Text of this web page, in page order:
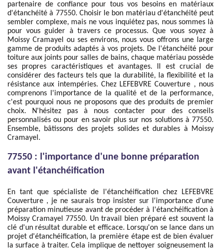
partenaire de confiance pour tous vos besoins en matériaux
d'étanchéité à 77550. Choisir le bon matériau d'étanchéité peut
sembler complexe, mais ne vous inquiétez pas, nous sommes là
pour vous guider à travers ce processus. Que vous soyez à
Moissy Cramayel ou ses environs, nous vous offrons une large
gamme de produits adaptés à vos projets. De l'étanchéité pour
toiture aux joints pour salles de bains, chaque matériau possède
ses propres caractéristiques et avantages. Il est crucial de
considérer des facteurs tels que la durabilité, la flexibilité et la
résistance aux intempéries. Chez LEFEBVRE Couverture , nous
comprenons l'importance de la qualité et de la performance,
c'est pourquoi nous ne proposons que des produits de premier
choix. N'hésitez pas à nous contacter pour des conseils
personnalisés ou pour en savoir plus sur nos solutions à 77550.
Ensemble, bâtissons des projets solides et durables à Moissy
Cramayel.
77550 : l'importance d'une bonne préparation
avant l'étanchéification
En tant que spécialiste de l'étanchéification chez LEFEBVRE
Couverture , je ne saurais trop insister sur l'importance d'une
préparation minutieuse avant de procéder à l'étanchéification à
Moissy Cramayel 77550. Un travail bien préparé est souvent la
clé d'un résultat durable et efficace. Lorsqu'on se lance dans un
projet d'étanchéification, la première étape est de bien évaluer
la surface à traiter. Cela implique de nettoyer soigneusement la